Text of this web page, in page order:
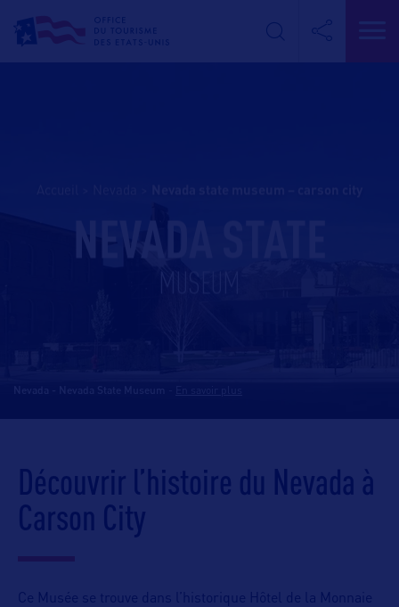
NEVADA STATE
MUSEUM
Découvrir l’histoire du Nevada à
Carson City
Ce Musée se trouve dans l’historique Hôtel de la Mon­naie